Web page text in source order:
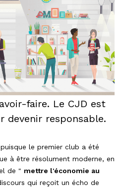
faire. Le CJD est
devenir responsable.
le premier club a été
à être résolument moderne, en
de " mettre l'économie au
qui reçoit un écho de